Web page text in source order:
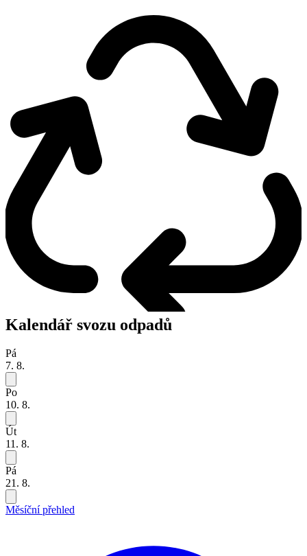
Kalendář svozu odpadů
Pá
7. 8.
Po
10. 8.
Út
11. 8.
Pá
21. 8.
Měsíční přehled